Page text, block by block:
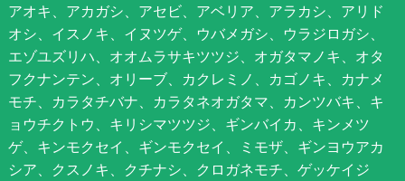
アオキ、アカガシ、アセビ、アベリア、アラカシ、アリド
オシ、イスノキ、イヌツゲ、ウバメガシ、ウラジロガシ、
エゾユズリハ、オオムラサキツツジ、オガタマノキ、オタ
フクナンテン、オリーブ、カクレミノ、カゴノキ、カナメ
モチ、カラタチバナ、カラタネオガタマ、カンツバキ、キ
ョウチクトウ、キリシマツツジ、ギンバイカ、キンメツ
ゲ、キンモクセイ、ギンモクセイ、ミモザ、ギンヨウアカ
シア、クスノキ、クチナシ、クロガネモチ、ゲッケイジ